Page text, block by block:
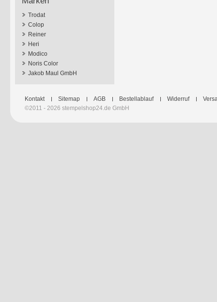
Trodat
Colop
Reiner
Heri
Modico
Noris Color
Jakob Maul GmbH
Kontakt Sitemap AGB Bestellablauf Widerruf
©2011 - 2026 stempelshop24.de GmbH